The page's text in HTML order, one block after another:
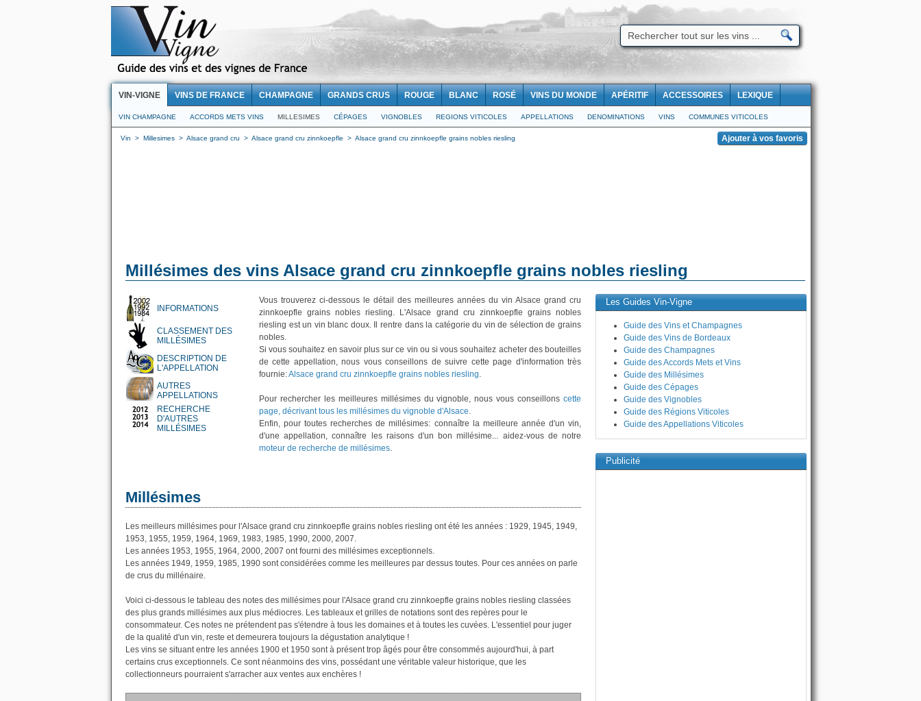
VIN-VIGNE VINS DE FRANCE CHAMPAGNE GRANDS CRUS ROUGE BLANC ROSÉ VINS DU MONDE APÉRITIF ACCESSOIRES LEXIQUE
VIN CHAMPAGNE ACCORDS METS VINS MILLESIMES CÉPAGES VIGNOBLES REGIONS VITICOLES APPELLATIONS DENOMINATIONS VINS COMMUNES VITICOLES
Vin > Millesimes > Alsace grand cru > Alsace grand cru zinnkoepfle > Alsace grand cru zinnkoepfle grains nobles riesling
Millésimes des vins Alsace grand cru zinnkoepfle grains nobles riesling
INFORMATIONS
CLASSEMENT DES
MILLÉSIMES
DESCRIPTION DE
L'APPELLATION
AUTRES
APPELLATIONS
RECHERCHE
D'AUTRES
MILLÉSIMES
Vous trouverez ci-dessous le détail des meilleures années du vin Alsace grand cru
zinnkoepfle grains nobles riesling. L'Alsace grand cru zinnkoepfle grains nobles
riesling est un vin blanc doux. Il rentre dans la catégorie du vin de sélection de grains
nobles.
Si vous souhaitez en savoir plus sur ce vin ou si vous souhaitez acheter des bouteilles
de cette appellation, nous vous conseillons de suivre cette page d'information très
fournie:Alsace grand cru zinnkoepfle grains nobles riesling.
Pour rechercher les meilleures millésimes du vignoble, nous vous conseillons cette
page, décrivant tous les millésimes du vignoble d'Alsace.
Enfin, pour toutes recherches de millésimes: connaître la meilleure année d'un vin,
d'une appellation, connaître les raisons d'un bon millésime... aidez-vous de notre
moteur de recherche de millésimes.
Millésimes
Les meilleurs millésimes pour l'Alsace grand cru zinnkoepfle grains nobles riesling ont été les années : 1929, 1945, 1949,
1953, 1955, 1959, 1964, 1969, 1983, 1985, 1990, 2000, 2007.
Les années 1953, 1955, 1964, 2000, 2007 ont fourni des millésimes exceptionnels.
Les années 1949, 1959, 1985, 1990 sont considérées comme les meilleures par dessus toutes. Pour ces années on parle
de crus du millénaire.
Voici ci-dessous le tableau des notes des millésimes pour l'Alsace grand cru zinnkoepfle grains nobles riesling classées
des plus grands millésimes aux plus médiocres. Les tableaux et grilles de notations sont des repères pour le
consommateur. Ces notes ne prétendent pas s'étendre à tous les domaines et à toutes les cuvées. L'essentiel pour juger
de la qualité d'un vin, reste et demeurera toujours la dégustation analytique !
Les vins se situant entre les années 1900 et 1950 sont à présent trop âgés pour être consommés aujourd'hui, à part
certains crus exceptionnels. Ce sont néanmoins des vins, possédant une véritable valeur historique, que les
collectionneurs pourraient s'arracher aux ventes aux enchères !
Les Guides Vin-Vigne
Guide des Vins et Champagnes
Guide des Vins de Bordeaux
Guide des Champagnes
Guide des Accords Mets et Vins
Guide des Millésimes
Guide des Cépages
Guide des Vignobles
Guide des Régions Viticoles
Guide des Appellations Viticoles
Publicité